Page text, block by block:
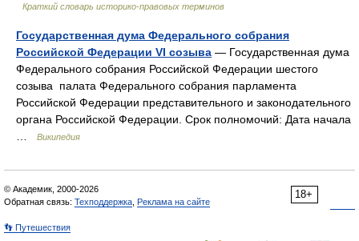
Краткий словарь историко-правовых терминов
Государственная дума Федерального собрания
Российской Федерации VI созыва — Государственная дума
Федерального собрания Российской Федерации шестого
созыва палата Федерального собрания парламента
Российской Федерации представительного и законодательного
органа Российской Федерации. Срок полномочий: Дата начала
Википедия
18+
© Академик, 2000-2026
Обратная связь: Техподдержка Реклама на сайте
👣 Путешествия